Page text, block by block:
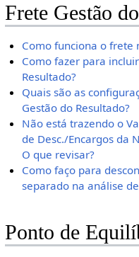
Frete Gestão
Como funciona o frete
Como fazer para
Resultado?
Quais são as
Gestão do Resultado?
Não está trazendo o
de Desc./Encargos da
O que revisar?
Como faço para
separado na análise
Ponto de